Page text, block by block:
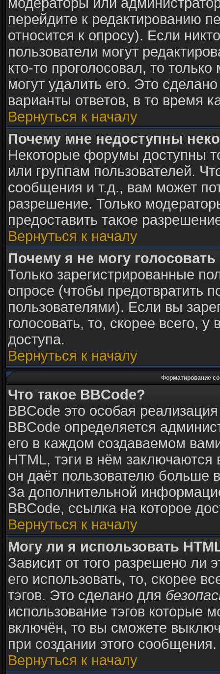
перейдите к редактированию
относится к опросу). Если
пользователи могут
кто-то проголосовал, то
могут удалить его. Это
варианты ответов, в то время
Вернуться к началу
Почему мне недоступны
Некоторые форумы доступны
или группам пользователей.
сообщения и т.д., вам может
разрешение. Только
предоставить такое
Вернуться к началу
Почему я не могу
Только зарегистрированные
опросе (чтобы предотвратить
пользователями). Если вы
голосовать, то, скорее всего,
доступа.
Вернуться к началу
Форматирование
Что такое BBCode?
BBCode это особая
BBCode определяется
его в каждом создаваемом
HTML, тэги в нём
он даёт пользователю больше
За дополнительной
BBCode, ссылка на которое
Вернуться к началу
Могу ли я использовать
Зависит от того разрешено ли
его использовать, то, скорее
тэгов. Это сделано для
использование тэгов которые
включён, то вы сможете
при создании этого сообщения.
Вернуться к началу